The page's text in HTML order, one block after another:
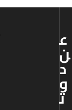
ع
ن
د
و
ت